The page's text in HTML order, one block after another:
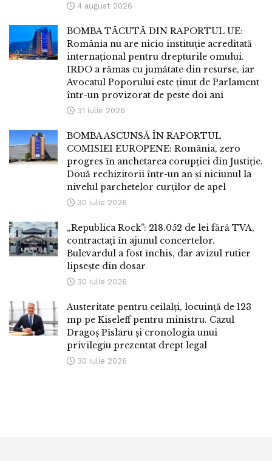
4 august 2026
BOMBA TĂCUTĂ DIN RAPORTUL UE:
România nu are nicio instituție acreditată
internațional pentru drepturile omului.
IRDO a rămas cu jumătate din resurse, iar
Avocatul Poporului este ținut de Parlament
într-un provizorat de peste doi ani
31 iulie 2026
BOMBA ASCUNSĂ ÎN RAPORTUL
COMISIEI EUROPENE: România, zero
progres în anchetarea corupției din Justiție.
Două rechizitorii într-un an și niciunul la
nivelul parchetelor curților de apel
30 iulie 2026
„Republica Rock”: 218.052 de lei fără TVA,
contractați în ajunul concertelor.
Bulevardul a fost închis, dar avizul rutier
lipsește din dosar
30 iulie 2026
Austeritate pentru ceilalți, locuință de 123
mp pe Kiseleff pentru ministru. Cazul
Dragoș Pîslaru și cronologia unui
privilegiu prezentat drept legal
30 iulie 2026